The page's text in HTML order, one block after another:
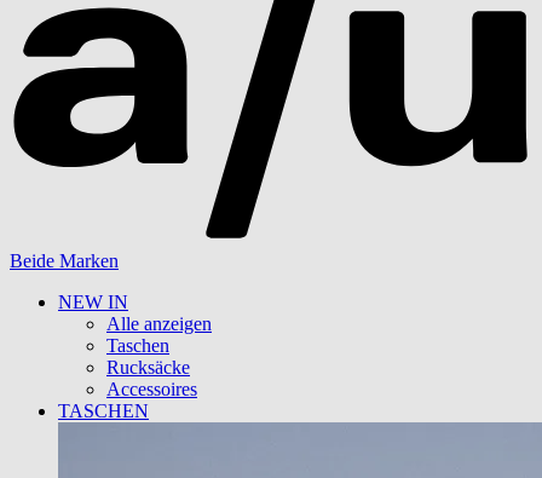
Beide Marken
NEW IN
Alle anzeigen
Taschen
Rucksäcke
Accessoires
TASCHEN